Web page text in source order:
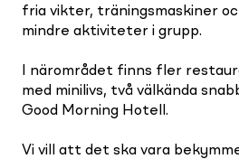
fria vikter, träningsmaskiner
mindre aktiviteter i grupp.
I närområdet finns fler
med minilivs, två välkända
Good Morning Hotell.
Vi vill att det ska vara